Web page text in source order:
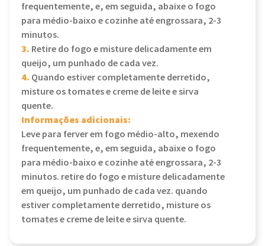
frequentemente, e, em seguida, abaixe o fogo
para médio-baixo e cozinhe até engrossara, 2-3
minutos.
3. Retire do fogo e misture delicadamente em
queijo, um punhado de cada vez.
4. Quando estiver completamente derretido,
misture os tomates e creme de leite e sirva
quente.
Informações adicionais:
Leve para ferver em fogo médio-alto, mexendo
frequentemente, e, em seguida, abaixe o fogo
para médio-baixo e cozinhe até engrossara, 2-3
minutos. retire do fogo e misture delicadamente
em queijo, um punhado de cada vez. quando
estiver completamente derretido, misture os
tomates e creme de leite e sirva quente.